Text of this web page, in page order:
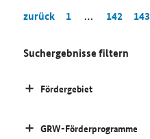
zurück 1 … 142 143
Suchergebnisse filtern
Fördergebiet
GRW-Förderprogramme